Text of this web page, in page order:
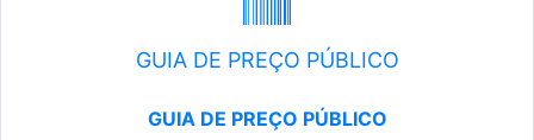
GUIA DE PREÇO PÚBLICO
GUIA DE PREÇO PÚBLICO